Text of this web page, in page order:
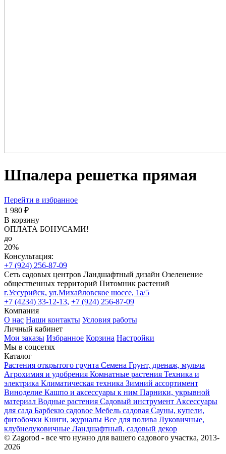
Шпалера решетка прямая
Перейти в избранное
1 980 ₽
В корзину
ОПЛАТА БОНУСАМИ!
до
20%
Консультация:
+7 (924) 256-87-09
Сеть садовых центров Ландшафтный дизайн Озеленение
общественных территорий Питомник растений
г.Уссурийск, ул.Михайловское шоссе, 1а/5
+7 (4234) 33-12-13, +7 (924) 256-87-09
Компания
О нас Наши контакты Условия работы
Личный кабинет
Мои заказы Избранное Корзина Настройки
Мы в соцсетях
Каталог
Растения открытого грунта Семена Грунт, дренаж, мульча
Агрохимия и удобрения Комнатные растения Техника и
электрика Климатическая техника Зимний ассортимент
Виноделие Кашпо и аксессуары к ним Парники, укрывной
материал Водные растения Садовый инструмент Аксессуары
для сада Барбекю садовое Мебель садовая Сауны, купели,
фитобочки Книги, журналы Все для полива Луковичные,
клубнелуковичные Ландшафтный, садовый декор
© Zagorod - все что нужно для вашего садового участка, 2013-
2026